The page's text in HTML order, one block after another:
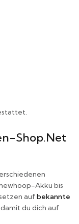
Shop.net
Akku bis
aufbekannte
damit du dich auf